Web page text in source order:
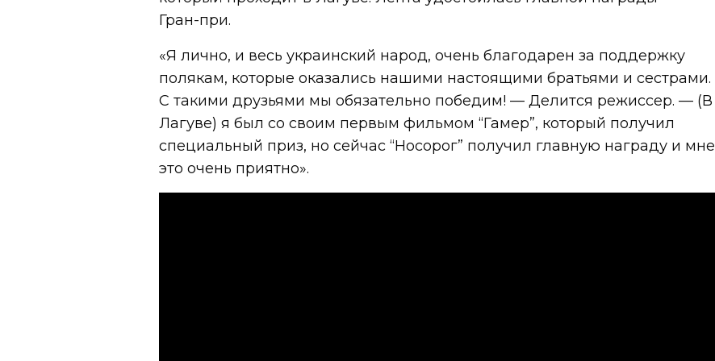
Гран-при.
«Я лично, и весь украинский народ, очень благодарен за поддержку
полякам, которые оказались нашими настоящими братьями и сестрами.
С такими друзьями мы обязательно победим! — Делится режиссер. — (В
Лагуве) я был со своим первым фильмом “Гамер”, который получил
специальный приз, но сейчас “Носорог” получил главную награду и мне
это очень приятно».